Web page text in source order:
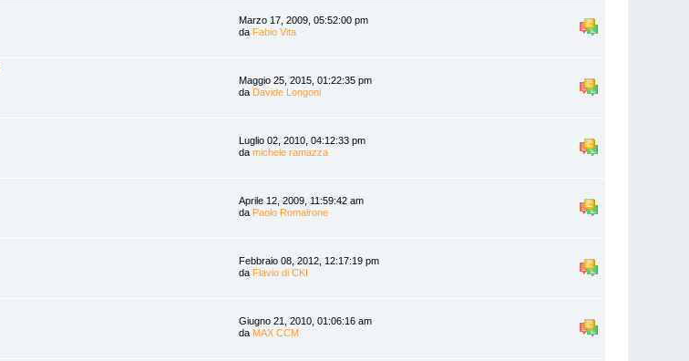
Marzo 17, 2009, 05:52:00 pm
da Fabio Vita
Maggio 25, 2015, 01:22:35 pm
da Davide Longoni
Luglio 02, 2010, 04:12:33 pm
damichele ramazza
Aprile 12, 2009, 11:59:42 am
da Paolo Romairone
Febbraio 08, 2012, 12:17:19 pm
da Flavio di CKI
Giugno 21, 2010, 01:06:16 am
da MAX CCM